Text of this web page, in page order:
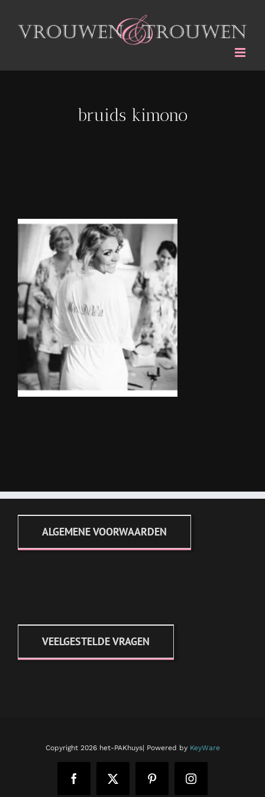
naar
inhoud
bruids kimono
ALGEMENE VOORWAARDEN
VEELGESTELDE VRAGEN
Copyright 2026 het-PAKhuys| Powered by KeyWare
FacebookX PinterestInstagram